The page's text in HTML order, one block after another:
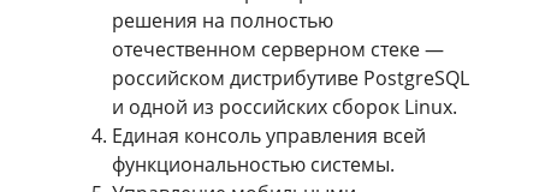
решения на полностью
отечественном серверном стеке —
российском дистрибутиве PostgreSQL
и одной из российских сборок Linux.
Единая консоль управления всей
функциональностью системы.